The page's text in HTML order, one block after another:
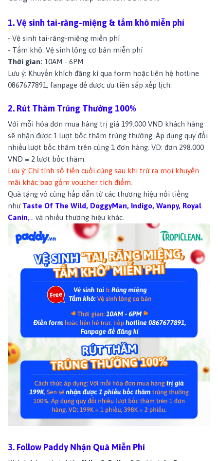
1. Vệ sinh tai-răng-miệng & tắm khô miễn phí
- Vệ sinh tai-răng-miệng miễn phí
- Tắm khô: Vệ sinh lông cơ bản miễn phí
Thời gian: 10AM - 6PM
Lưu ý: Khuyến khích đăng kí qua form hoặc liên hệ hotline
0867677891, fanpage để được ưu tiên sắp xếp lịch.
2. Rút Thăm Trúng Thưởng 100%
Với mỗi hóa đơn mua hàng trị giá 199.000 VND khách hàng
sẽ nhận được 1 lượt bốc thăm trúng thưởng. Áp dụng quy đổi
nhiều lượt bốc thăm trên cùng 1 đơn hàng. VD: đơn 298.000
VND = 2 lượt bốc thăm.
Lưu ý: Chỉ tính số tiền cuối cùng sau khi trừ ra mọi khuyến
mãi khác bao gồm voucher tích điểm.
Quà tặng vô cùng hấp dẫn từ các thương hiệu nổi tiếng
như Taste Of The Wild, DoggyMan, Indigo, Wanpy, Royal
Canin,... và nhiều thương hiệu khác.
3. Follow Paddy Nhận Quà Miễn Phí